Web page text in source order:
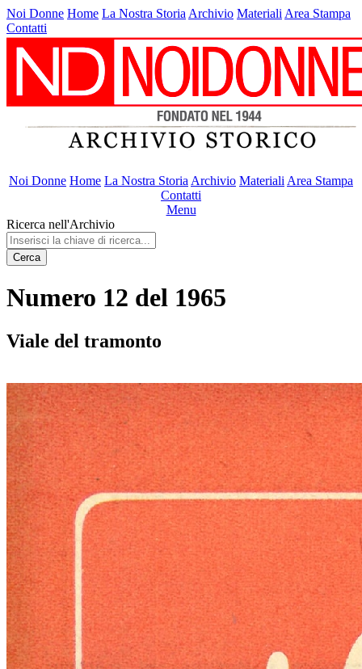
Noi Donne Home La Nostra Storia Archivio Materiali Area Stampa
Contatti
Noi Donne Home La Nostra Storia Archivio Materiali Area Stampa
Contatti
Menu
Ricerca nell'Archivio
Cerca
Numero 12 del 1965
Viale del tramonto